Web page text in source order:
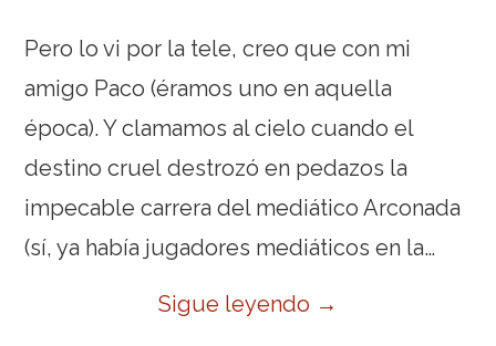
Pero lo vi por la tele, creo que con mi
amigo Paco (éramos uno en aquella
época). Y clamamos al cielo cuando el
destino cruel destrozó en pedazos la
impecable carrera del mediático Arconada
(sí, ya había jugadores mediáticos en la…
Sigue leyendo →